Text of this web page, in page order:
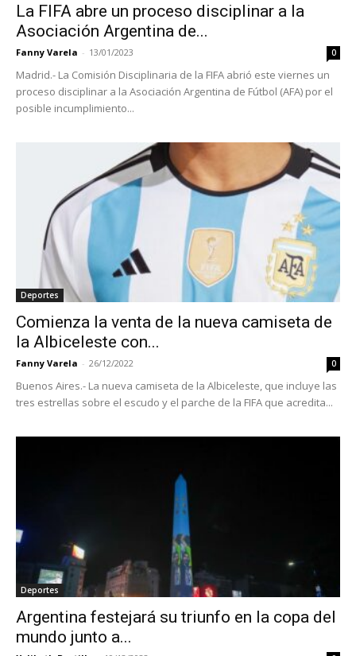
La FIFA abre un proceso disciplinar a la
Asociación Argentina de...
Fanny Varela - 13/01/2023 0
Madrid.- La Comisión Disciplinaria de la FIFA abrió este viernes un
proceso disciplinar a la Asociación Argentina de Fútbol (AFA) por el
posible incumplimiento...
Deportes
Comienza la venta de la nueva camiseta de
la Albiceleste con...
Fanny Varela - 26/12/2022 0
Buenos Aires.- La nueva camiseta de la Albiceleste, que incluye las
tres estrellas sobre el escudo y el parche de la FIFA que acredita...
Deportes
Argentina festejará su triunfo en la copa del
mundo junto a...